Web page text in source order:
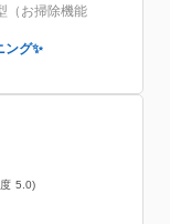
た和田さんにお
（お掃除機能
ング✨
5.0